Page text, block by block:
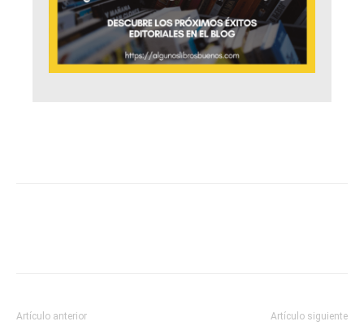
Artículo anterior Artículo siguiente